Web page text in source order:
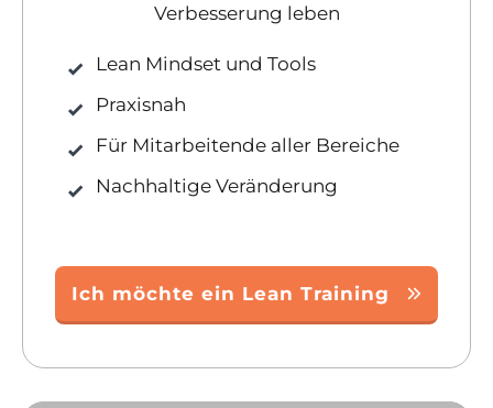
Verbesserung leben
Lean Mindset und Tools
Praxisnah
Für Mitarbeitende aller Bereiche
Nachhaltige Veränderung
Ich möchte ein Lean Training